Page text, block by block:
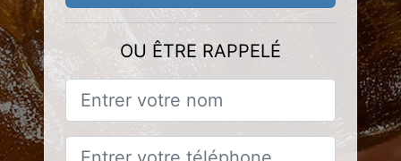
OU ÊTRE RAPPELÉ